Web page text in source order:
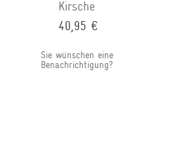
Kirsche
40,95 €
Sie wünschen eine
Benachrichtigung?